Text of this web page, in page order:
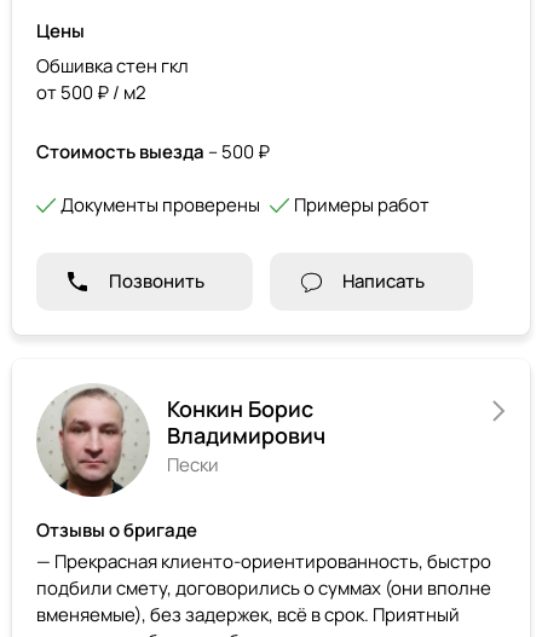
Цены
Обшивка стен гкл
от 500 ₽ / м2
Стоимость выезда – 500 ₽
Документы проверены Примеры работ
Позвонить Написать
Конкин Борис
Владимирович
Пески
Отзывы о бригаде
— Прекрасная клиенто-ориентированность, быстро
подбили смету, договорились о суммах (они вполне
вменяемые), без задержек, всё в срок. Приятный